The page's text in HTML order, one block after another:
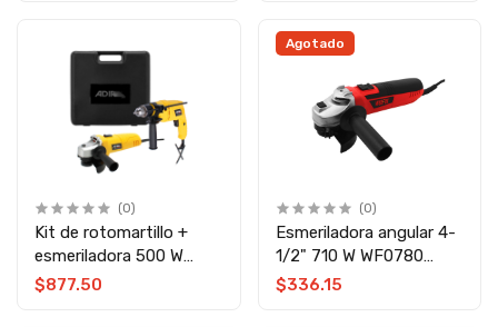
(0)
Kit de rotomartillo +
esmeriladora 500 W
13411 Adir
$877.50
Agotado
(0)
Esmeriladora angular 4-
1/2" 710 W WF0780
Wolfox
$336.15